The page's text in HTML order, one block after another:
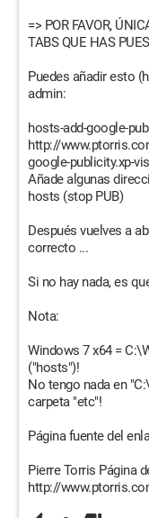
=> POR FAVOR,
TABS QUE HAS
Puedes añadir esto
admin:
hosts-add-google-
http://
google-publicity.xp-
Añade algunas
hosts (stop PUB)
Después vuelves a
correcto ...
Si no hay nada, es
Nota:
Windows 7 x64 =
("hosts")!
No tengo nada en
carpeta "etc"!
Página fuente del
Pierre Torris Página
http://